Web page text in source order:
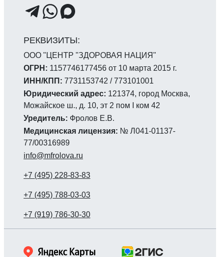
ООО "ЦЕНТР "ЗДОРОВАЯ НАЦИЯ"
ОГРН: 1157746177456 от 10 марта 2015 г.
ИНН/КПП: 7731153742 / 773101001
Юридический адрес: 121374, город Москва,
Можайское ш., д. 10, эт 2 пом I ком 42
Уредитель: Фролов Е.В.
Медицинская лицензия: № Л041-01137-
77/00316989
info@mfrolova.ru